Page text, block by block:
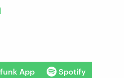
App Spotify